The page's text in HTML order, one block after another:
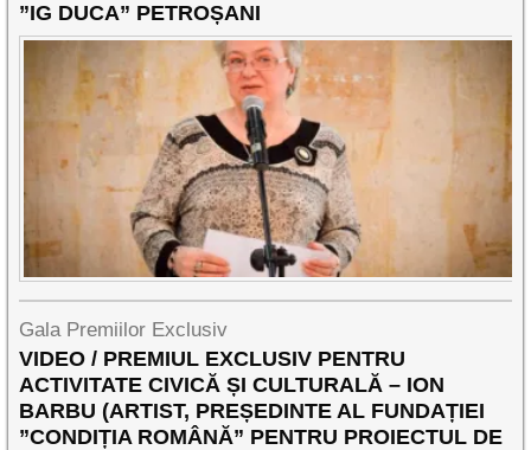
”IG DUCA” PETROȘANI
Gala Premiilor Exclusiv
VIDEO / PREMIUL EXCLUSIV PENTRU
ACTIVITATE CIVICĂ ȘI CULTURALĂ – ION
BARBU (ARTIST, PREȘEDINTE AL FUNDAȚIEI
”CONDIȚIA ROMÂNĂ” PENTRU PROIECTUL DE